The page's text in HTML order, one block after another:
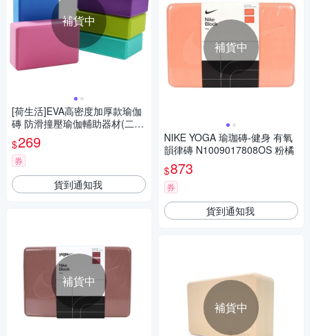
補貨中
[荷生活]EVA高密度加厚款瑜伽
磚 防滑撞壓瑜伽輔助器材(二
入-顏色隨機)
$269
券
貨到通知我
補貨中
補貨中
NIKE YOGA 瑜珈磚-健身 有氧
韻律磚 N1009017808OS 粉橘
$873
券
貨到通知我
補貨中